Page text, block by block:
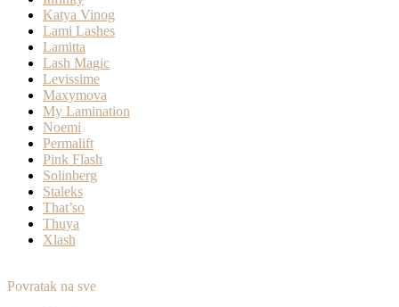
Katya Vinog
Lami Lashes
Lamitta
Lash Magic
Levissime
Maxymova
My Lamination
Noemi
Permalift
Pink Flash
Solinberg
Staleks
That’so
Thuya
Xlash
Povratak na sve